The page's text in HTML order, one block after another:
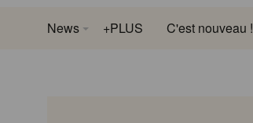
News +PLUS C'est nouveau !